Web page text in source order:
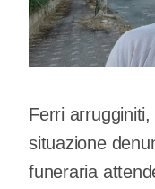
Ferri
situazione
funeraria